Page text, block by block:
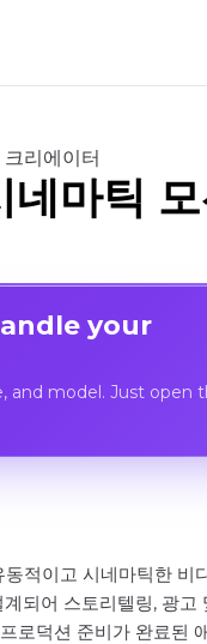
리에이터
마틱
your
and model. Just open
적이고 시네마틱한
되어 스토리텔링, 광
로덕션 준비가 완료된